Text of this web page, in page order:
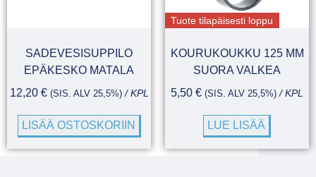
SADEVESISUPPILO
EPÄKESKO MATALA
12,20 € (SIS. ALV 25,5%)/ KPL
LISÄÄ OSTOSKORIIN
Tuote tilapäisesti loppu
KOURUKOUKKU 125 MM
SUORA VALKEA
5,50 € (SIS. ALV 25,5%) / KPL
LUE LISÄÄ